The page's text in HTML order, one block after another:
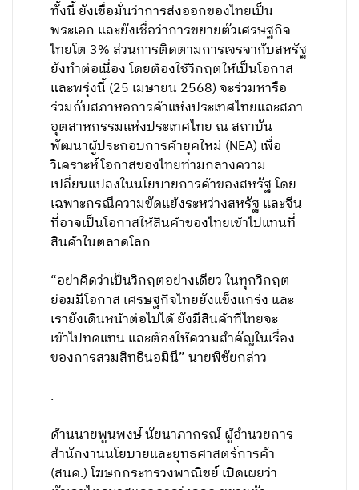
ทั้งนี้ ยังเชื่อมั่นว่าการส่งออกของไทยเป็น
พระเอก และยังเชื่อว่าการขยายตัวเศรษฐกิจ
ไทยโต 3% ส่วนการติดตามการเจรจากับสหรัฐ
ยังทำต่อเนื่อง โดยต้องใช้วิกฤตให้เป็นโอกาส
และพรุ่งนี้ (25 เมษายน 2568) จะร่วมหารือ
ร่วมกับสภาหอการค้าแห่งประเทศไทยและสภา
อุตสาหกรรมแห่งประเทศไทย ณ สถาบัน
พัฒนาผู้ประกอบการค้ายุคใหม่ (NEA) เพื่อ
วิเคราะห์โอกาสของไทยท่ามกลางความ
เปลี่ยนแปลงในนโยบายการค้าของสหรัฐ โดย
เฉพาะกรณีความขัดแย้งระหว่างสหรัฐ และจีน
ที่อาจเป็นโอกาสให้สินค้าของไทยเข้าไปแทนที่
สินค้าในตลาดโลก
“อย่าคิดว่าเป็นวิกฤตอย่างเดียว ในทุกวิกฤต
ย่อมมีโอกาส เศรษฐกิจไทยยังแข็งแกร่ง และ
เรายังเดินหน้าต่อไปได้ ยังมีสินค้าที่ไทยจะ
เข้าไปทดแทน และต้องให้ความสำคัญในเรื่อง
ของการสวมสิทธินอมินี” นายพิชัยกล่าว
.
ด้านนายพูนพงษ์ นัยนาภากรณ์ ผู้อำนวยการ
สำนักงานนโยบายและยุทธศาสตร์การค้า
(สนค.) โฆษกกระทรวงพาณิชย์ เปิดเผยว่า